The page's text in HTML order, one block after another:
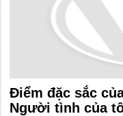
Điểm đặc sắc
Người tình của